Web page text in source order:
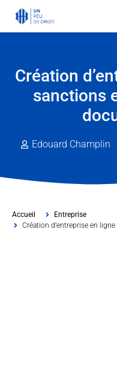
Création
sanctions
Edouard Champlin
Accueil
Entreprise
Création d’entreprise en